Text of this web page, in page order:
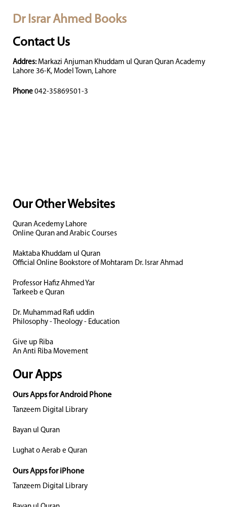
Dr Israr Ahmed Books
Contact Us
Addres: Markazi Anjuman Khuddam ul Quran Quran Academy
Lahore 36-K, Model Town, Lahore
Phone 042-35869501-3
Our Other Websites
Quran Acedemy Lahore
Online Quran and Arabic Courses
Maktaba Khuddam ul Quran
Official Online Bookstore of Mohtaram Dr. Israr Ahmad
Professor Hafiz Ahmed Yar
Tarkeeb e Quran
Dr. Muhammad Rafi uddin
Philosophy - Theology - Education
Give up Riba
An Anti Riba Movement
Our Apps
Ours Apps for Android Phone
Tanzeem Digital Library
Bayan ul Quran
Lughat o Aerab e Quran
Ours Apps for iPhone
Tanzeem Digital Library